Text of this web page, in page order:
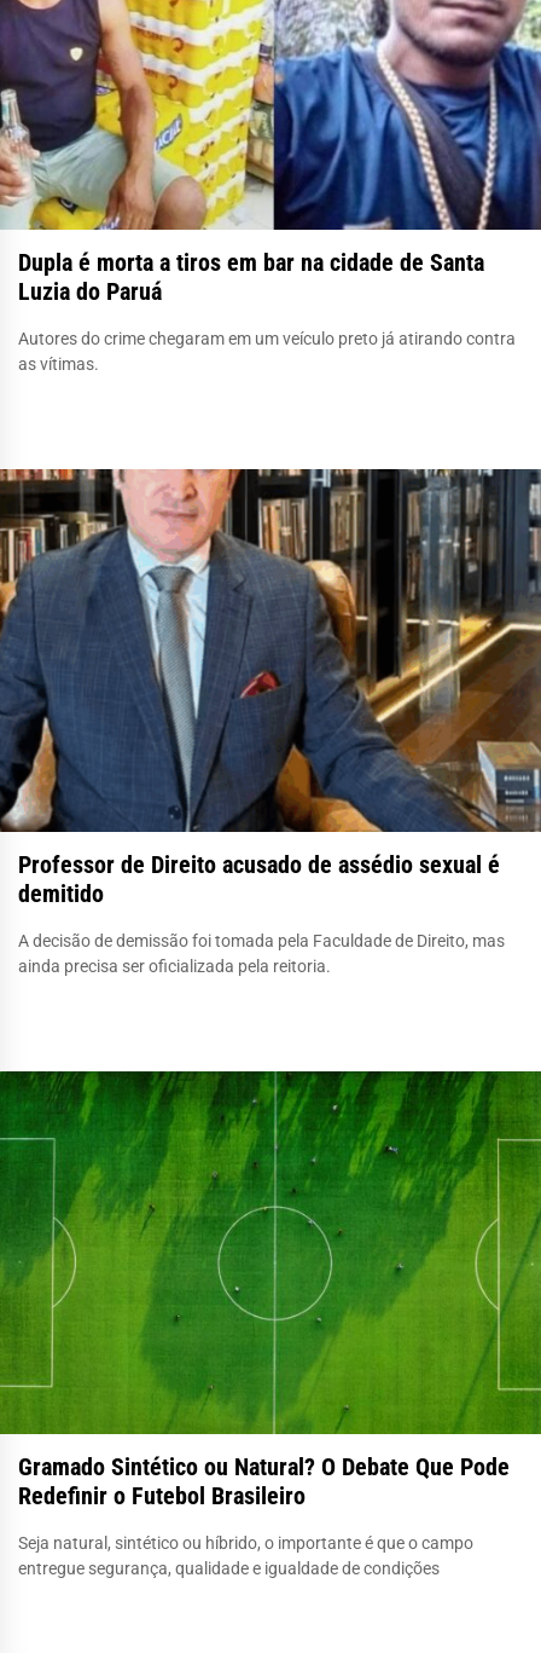
Dupla é morta a tiros em bar na cidade de Santa
Luzia do Paruá
Autores do crime chegaram em um veículo preto já atirando contra
as vítimas.
Professor de Direito acusado de assédio sexual é
demitido
A decisão de demissão foi tomada pela Faculdade de Direito, mas
ainda precisa ser oficializada pela reitoria.
Gramado Sintético ou Natural? O Debate Que Pode
Redefinir o Futebol Brasileiro
Seja natural, sintético ou híbrido, o importante é que o campo
entregue segurança, qualidade e igualdade de condições